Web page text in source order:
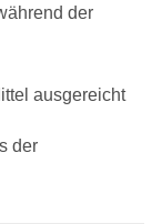
der
ausgereicht
der